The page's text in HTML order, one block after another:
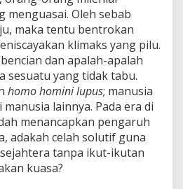
menguasai. Oleh sebab
maka tentu bentrokan
klimaks yang pilu.
dan apalah-apalah
sesuatu yang tidak tabu.
homo homini lupus; manusia
lainnya. Pada era di
menancapkan pengaruh
adakah celah solutif guna
tanpa ikut-ikutan
kuasa?